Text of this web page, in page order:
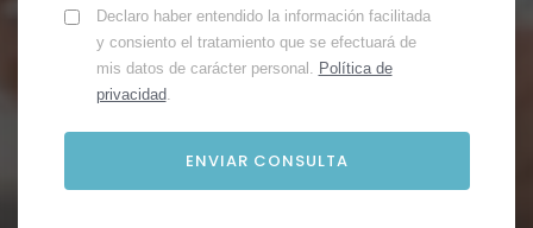
Declaro haber entendido la información facilitada
y consiento el tratamiento que se efectuará de
mis datos de carácter personal. Política de
privacidad.